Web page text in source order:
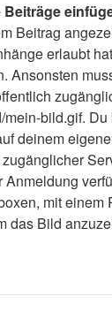
Beitrag
erlaubt
Ansonsten
bild.gif.
deinem
mit einem
das Bild